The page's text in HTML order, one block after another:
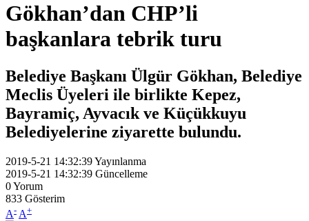
Gökhan’dan CHP’li
başkanlara tebrik turu
Belediye Başkanı Ülgür Gökhan, Belediye
Meclis Üyeleri ile birlikte Kepez,
Bayramiç, Ayvacık ve Küçükkuyu
Belediyelerine ziyarette bulundu.
2019-5-21 14:32:39Yayınlanma
2019-5-21 14:32:39 Güncelleme
0Yorum
833 Gösterim
A- A+